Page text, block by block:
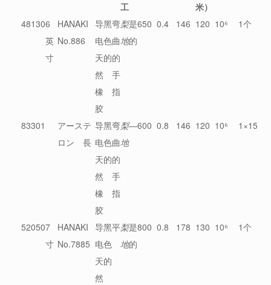
工
米）
481306
英
寸
HANAKI
No.886
导
电
天
然
橡
胶
黑
色
的
弯
曲
的
手
指
梨
地
是
的
650 0.4 146 120 10⁶ 1个
83301
アーステ
ロン 長
导
电
天
然
橡
胶
黑
色
的
弯
曲
的
手
指
梨
地
―600 0.8 146 120 10⁶ 1×15
520507
寸
HANAKI
No.7885
导
电
天
然
黑
色
的
平梨
地
是
的
800 0.8 178 130 10⁶ 1个